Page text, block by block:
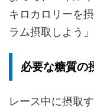
キロカロリーを
ラム摂取しよう
必要な糖質の
レース中に摂取